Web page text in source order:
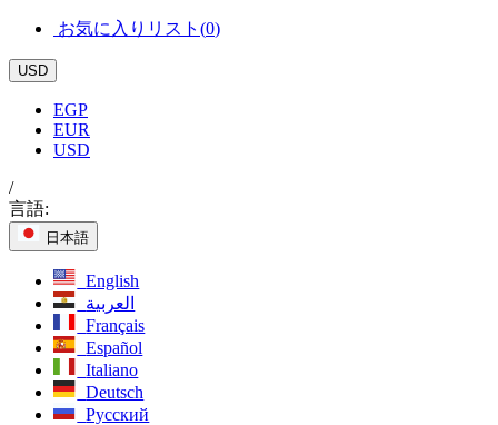
お気に入りリスト(0)
USD
EGP
EUR
USD
/
言語:
日本語
English
العربية
Français
Español
Italiano
Deutsch
Русский